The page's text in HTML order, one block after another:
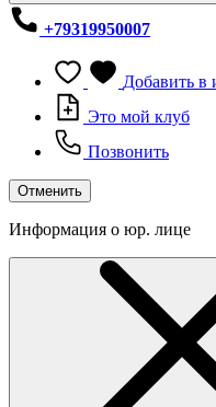
+79319950007
Добавить в
Это мой клуб
Позвонить
Отменить
Информация о юр. лице